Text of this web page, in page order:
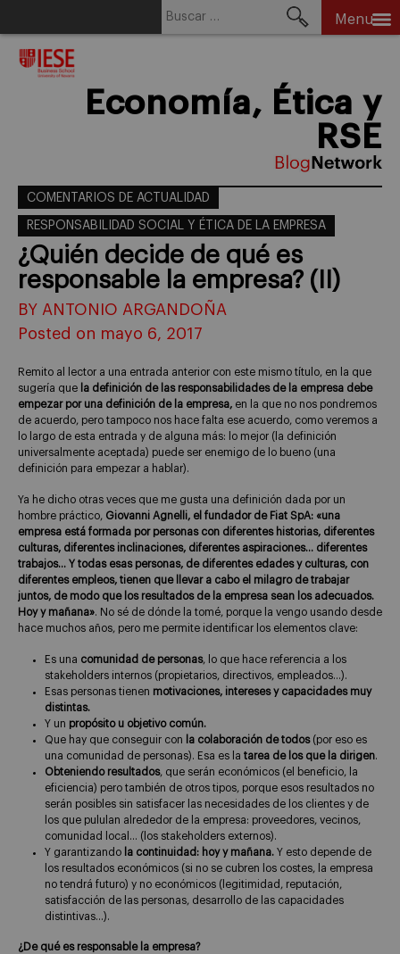
Menu
Economía, Ética y
RSE
COMENTARIOS DE ACTUALIDAD
RESPONSABILIDAD SOCIAL Y ÉTICA DE LA EMPRESA
¿Quién decide de qué es
responsable la empresa? (II)
BY ANTONIO ARGANDOÑA
Posted on mayo 6, 2017
Remito al lector a una entrada anterior con este mismo título, en la que
sugería que la definición de las responsabilidades de la empresa debe
empezar por una definición de la empresa, en la que no nos pondremos
de acuerdo, pero tampoco nos hace falta ese acuerdo, como veremos a
lo largo de esta entrada y de alguna más: lo mejor (la definición
universalmente aceptada) puede ser enemigo de lo bueno (una
definición para empezar a hablar).
Ya he dicho otras veces que me gusta una definición dada por un
hombre práctico, Giovanni Agnelli, el fundador de Fiat SpA: «una
empresa está formada por personas con diferentes historias, diferentes
culturas, diferentes inclinaciones, diferentes aspiraciones… diferentes
trabajos… Y todas esas personas, de diferentes edades y culturas, con
diferentes empleos, tienen que llevar a cabo el milagro de trabajar
juntos, de modo que los resultados de la empresa sean los adecuados.
Hoy y mañana». No sé de dónde la tomé, porque la vengo usando desde
hace muchos años, pero me permite identificar los elementos clave:
Es una comunidad de personas, lo que hace referencia a los
stakeholders internos (propietarios, directivos, empleados…).
Esas personas tienen motivaciones, intereses y capacidades muy
distintas.
Y un propósito u objetivo común.
Que hay que conseguir con
la colaboración de todos(por eso es
una comunidad de personas). Esa es la tarea de los que la dirigen.
Obteniendo resultados, que serán económicos (el beneficio, la
eficiencia) pero también de otros tipos, porque esos resultados no
serán posibles sin satisfacer las necesidades de los clientes y de
los que pululan alrededor de la empresa: proveedores, vecinos,
comunidad local… (los stakeholders externos).
Y garantizando la continuidad: hoy y mañana. Y esto depende de
los resultados económicos (si no se cubren los costes, la empresa
no tendrá futuro) y no económicos (legitimidad, reputación,
satisfacción de las personas, desarrollo de las capacidades
distintivas…).
¿De qué es responsable la empresa?